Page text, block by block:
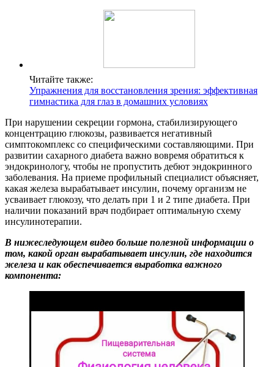
Читайте также:
Упражнения для восстановления зрения: эффективная
гимнастика для глаз в домашних условиях
При нарушении секреции гормона, стабилизирующего
концентрацию глюкозы, развивается негативный
симптокомплекс со специфическими составляющими. При
развитии сахарного диабета важно вовремя обратиться к
эндокринологу, чтобы не пропустить дебют эндокринного
заболевания. На приеме профильный специалист объясняет,
какая железа вырабатывает инсулин, почему организм не
усваивает глюкозу, что делать при 1 и 2 типе диабета. При
наличии показаний врач подбирает оптимальную схему
инсулинотерапии.
В нижеследующем видео больше полезной информации о
том, какой орган вырабатывает инсулин, где находится
железа и как обеспечивается выработка важного
компонента: